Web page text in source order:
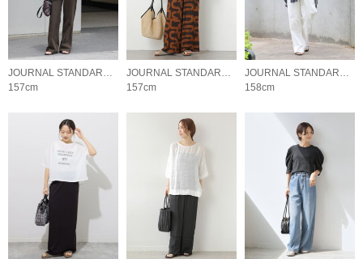
JOURNAL STANDARD relume LADYS
157cm
JOURNAL STANDARD relume LADYS
157cm
JOURNAL STANDARD relume LADYS
158cm